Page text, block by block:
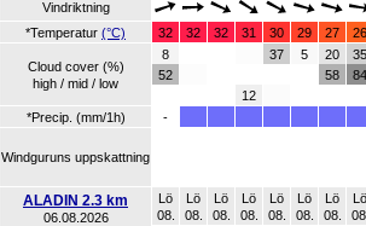
Vindriktning
*Temperatur (°C) 32 32 32 31 30 29 27 26
Cloud cover (%)
high / mid / low
8
52
12
37 5
20
58
35
84
*Precip. (mm/1h) -
Windguruns uppskattning
ALADIN 2.3 km
06.08.2026
Lö
08.
Lö
08.
Lö
08.
Lö
08.
Lö
08.
Lö
08.
Lö
08.
Lö